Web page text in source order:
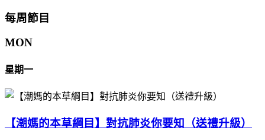
每周節目
MON
星期一
【潮媽的本草綱目】對抗肺炎你要知（送禮升級）